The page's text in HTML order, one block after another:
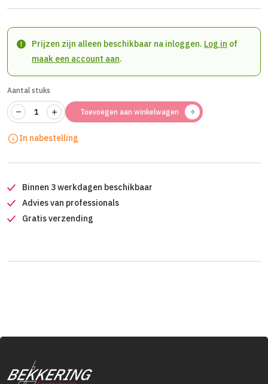
Prijzen zijn alleen beschikbaar na inloggen. Log in of
maak een account aan.
Aantal stuks
Toevoegen aan winkelwagen
In nabestelling
Binnen 3 werkdagen beschikbaar
Advies van professionals
Gratis verzending